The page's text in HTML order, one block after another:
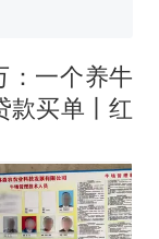
”改写了
：一个养牛
款买单丨红